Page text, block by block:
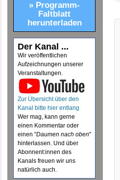
» Programm-
Faltblatt
herunterladen
Der Kanal ...
Wir veröffentlichen
Aufzeichnungen unserer
Veranstaltungen.
Zur Übersicht über den
Kanal bitte hier entlang
Wer mag, kann gerne
einen Kommentar oder
einen "Daumen nach oben"
hinterlassen. Und über
Abonnent:innen des
Kanals freuen wir uns
natürlich auch.